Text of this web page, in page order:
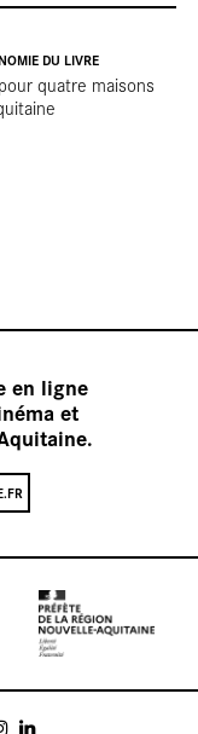
DU LIVRE
quatre maisons
en ligne
et